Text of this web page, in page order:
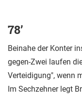
78’
Beinahe der Konter
gegen-Zwei laufen
Verteidigung", wenn
Im Sechzehner legt